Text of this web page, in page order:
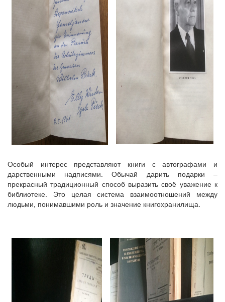
Особый интерес представляют книги с автографами и
дарственными надписями. Обычай дарить подарки –
прекрасный традиционный способ выразить своё уважение к
библиотеке. Это целая система взаимоотношений между
людьми, понимавшими роль и значение книгохранилища.